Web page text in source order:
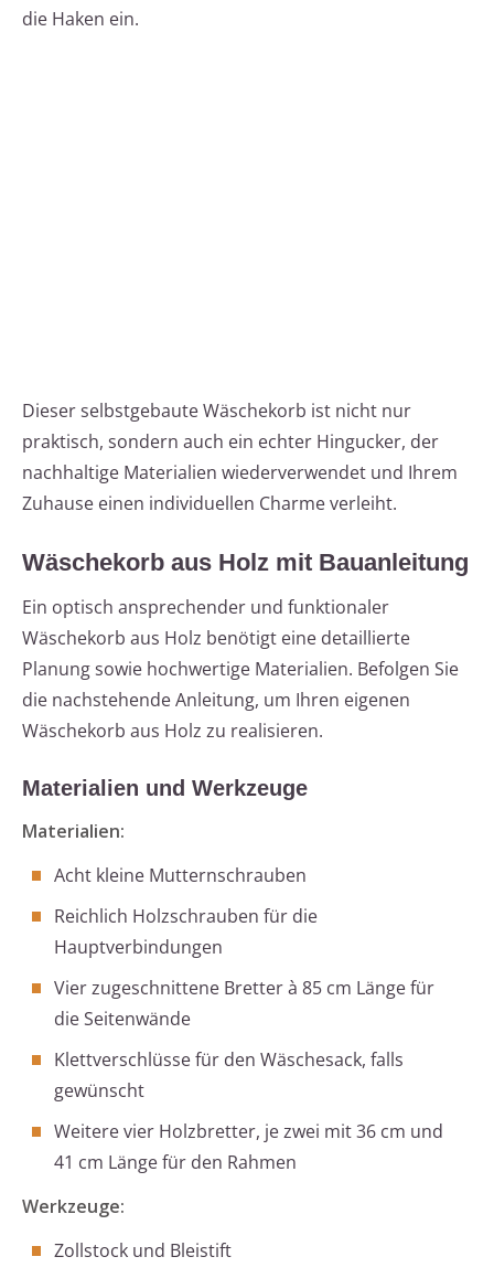
die Haken ein.
Dieser selbstgebaute Wäschekorb ist nicht nur
praktisch, sondern auch ein echter Hingucker, der
nachhaltige Materialien wiederverwendet und Ihrem
Zuhause einen individuellen Charme verleiht.
Wäschekorb aus Holz mit Bauanleitung
Ein optisch ansprechender und funktionaler
Wäschekorb aus Holz benötigt eine detaillierte
Planung sowie hochwertige Materialien. Befolgen Sie
die nachstehende Anleitung, um Ihren eigenen
Wäschekorb aus Holz zu realisieren.
Materialien und Werkzeuge
Materialien:
Acht kleine Mutternschrauben
Reichlich Holzschrauben für die
Hauptverbindungen
Vier zugeschnittene Bretter à 85 cm Länge für
die Seitenwände
Klettverschlüsse für den Wäschesack, falls
gewünscht
Weitere vier Holzbretter, je zwei mit 36 cm und
41 cm Länge für den Rahmen
Werkzeuge:
Zollstock und Bleistift